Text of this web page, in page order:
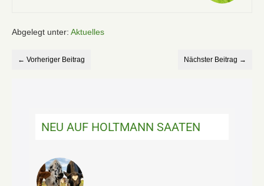
Abgelegt unter: Aktuelles
← Vorheriger Beitrag Nächster Beitrag →
NEU AUF HOLTMANN SAATEN